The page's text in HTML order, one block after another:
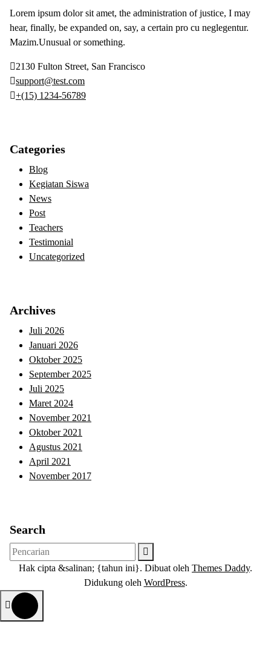
Lorem ipsum dolor sit amet, the administration of justice, I may
hear, finally, be expanded on, say, a certain pro cu neglegentur.
Mazim.Unusual or something.
2130 Fulton Street, San Francisco
support@test.com
+(15) 1234-56789
Categories
Blog
Kegiatan Siswa
News
Post
Teachers
Testimonial
Uncategorized
Archives
Juli 2026
Januari 2026
Oktober 2025
September 2025
Juli 2025
Maret 2024
November 2021
Oktober 2021
Agustus 2021
April 2021
November 2017
Search
Pencarian
untuk:
Hak cipta &salinan; {tahun ini}. Dibuat oleh Themes Daddy.
Didukung oleh WordPress.